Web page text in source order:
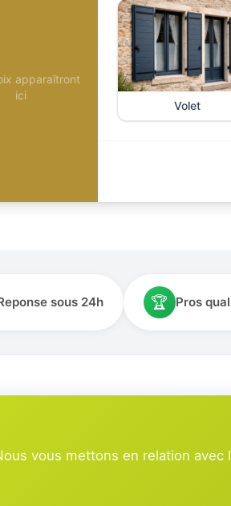
apparaîtront
ici
Volet
sous 24h 🏆 Pros
vous mettons en relation avec